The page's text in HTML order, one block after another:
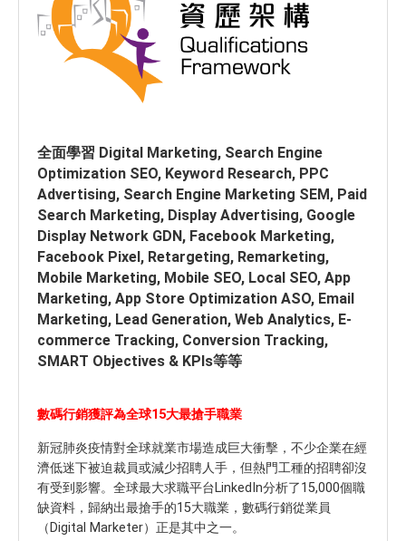
全面學習 Digital Marketing, Search Engine
Optimization SEO, Keyword Research, PPC
Advertising, Search Engine Marketing SEM, Paid
Search Marketing, Display Advertising, Google
Display Network GDN, Facebook Marketing,
Facebook Pixel, Retargeting, Remarketing,
Mobile Marketing, Mobile SEO, Local SEO, App
Marketing, App Store Optimization ASO, Email
Marketing, Lead Generation, Web Analytics, E-
commerce Tracking, Conversion Tracking,
SMART Objectives & KPIs等等
數碼行銷獲評為全球15大最搶手職業
新冠肺炎疫情對全球就業市場造成巨大衝擊，不少企業在經
濟低迷下被迫裁員或減少招聘人手，但熱門工種的招聘卻沒
有受到影響。全球最大求職平台LinkedIn分析了15,000個職
缺資料，歸納出最搶手的15大職業，數碼行銷從業員
（Digital Marketer）正是其中之一。